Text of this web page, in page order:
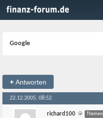
Google
+Antworten
22.12.2005, 08:52
richard100